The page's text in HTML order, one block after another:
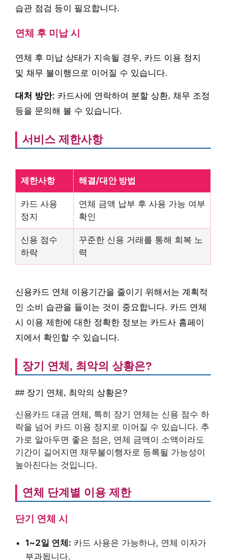
습관 점검 등이 필요합니다.
연체 후 미납 시
연체 후 미납 상태가 지속될 경우, 카드 이용 정지
및 채무 불이행으로 이어질 수 있습니다.
대처 방안: 카드사에 연락하여 분할 상환, 채무 조정
등을 문의해 볼 수 있습니다.
서비스 제한사항
제한사항 해결/대안 방법
카드 사용
정지
연체 금액 납부 후 사용 가능 여부
확인
신용 점수
하락
꾸준한 신용 거래를 통해 회복 노
력
신용카드 연체 이용기간을 줄이기 위해서는 계획적
인 소비 습관을 들이는 것이 중요합니다. 카드 연체
시 이용 제한에 대한 정확한 정보는 카드사 홈페이
지에서 확인할 수 있습니다.
장기 연체, 최악의 상황은?
## 장기 연체, 최악의 상황은?
신용카드 대금 연체, 특히 장기 연체는 신용 점수 하
락을 넘어 카드 이용 정지로 이어질 수 있습니다. 추
가로 알아두면 좋은 점은, 연체 금액이 소액이라도
기간이 길어지면 채무불이행자로 등록될 가능성이
높아진다는 것입니다.
연체 단계별 이용 제한
단기 연체 시
1~2일 연체: 카드 사용은 가능하나, 연체 이자가
부과됩니다.